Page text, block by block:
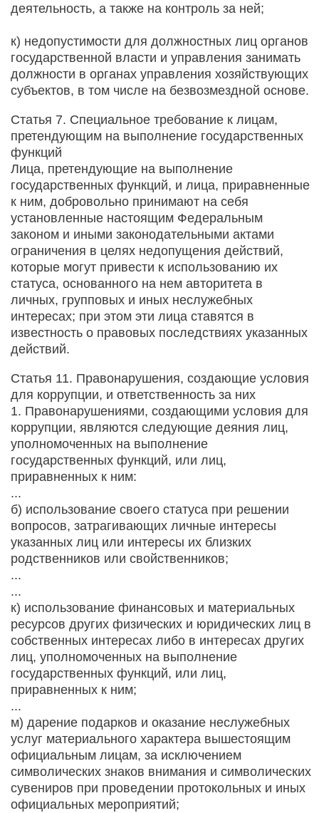
деятельность, а также на контроль за ней;
к) недопустимости для должностных лиц органов
государственной власти и управления занимать
должности в органах управления хозяйствующих
субъектов, в том числе на безвозмездной основе.
Статья 7. Специальное требование к лицам,
претендующим на выполнение государственных
функций
Лица, претендующие на выполнение
государственных функций, и лица, приравненные
к ним, добровольно принимают на себя
установленные настоящим Федеральным
законом и иными законодательными актами
ограничения в целях недопущения действий,
которые могут привести к использованию их
статуса, основанного на нем авторитета в
личных, групповых и иных неслужебных
интересах; при этом эти лица ставятся в
известность о правовых последствиях указанных
действий.
Статья 11. Правонарушения, создающие условия
для коррупции, и ответственность за них
1. Правонарушениями, создающими условия для
коррупции, являются следующие деяния лиц,
уполномоченных на выполнение
государственных функций, или лиц,
приравненных к ним:
...
б) использование своего статуса при решении
вопросов, затрагивающих личные интересы
указанных лиц или интересы их близких
родственников или свойственников;
...
...
к) использование финансовых и материальных
ресурсов других физических и юридических лиц в
собственных интересах либо в интересах других
лиц, уполномоченных на выполнение
государственных функций, или лиц,
приравненных к ним;
...
м) дарение подарков и оказание неслужебных
услуг материального характера вышестоящим
официальным лицам, за исключением
символических знаков внимания и символических
сувениров при проведении протокольных и иных
официальных мероприятий;